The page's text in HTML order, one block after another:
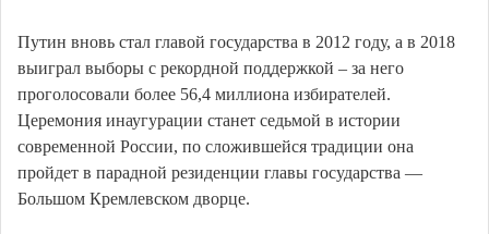
Путин вновь стал главой государства в 2012 году, а в 2018
выиграл выборы с рекордной поддержкой – за него
проголосовали более 56,4 миллиона избирателей.
Церемония инаугурации станет седьмой в истории
современной России, по сложившейся традиции она
пройдет в парадной резиденции главы государства —
Большом Кремлевском дворце.